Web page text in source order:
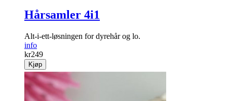
Hårsamler 4i1
Alt-i-ett-løsningen for dyrehår og lo.
info
kr249
Kjøp